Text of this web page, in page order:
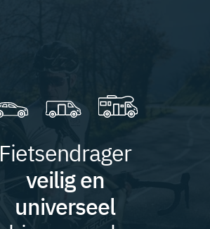
Fietsendrager
veilig en
universeel